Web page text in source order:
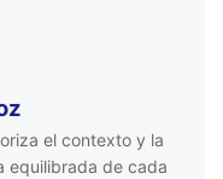
el contexto y la
equilibrada de cada